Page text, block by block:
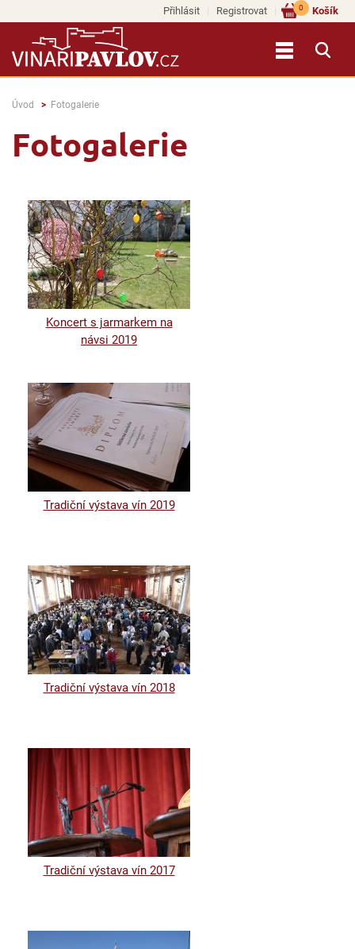
Přihlásit Registrovat Košík
0
Úvod Fotogalerie
Fotogalerie
Koncert s jarmarkem na
návsi 2019
Tradiční výstava vín 2019
Tradiční výstava vín 2018
Tradiční výstava vín 2017